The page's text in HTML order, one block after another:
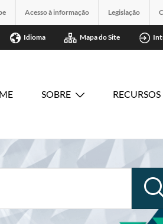
Acesso à informação Legislação
Idioma Mapa do Site
SOBRE RECURSOS